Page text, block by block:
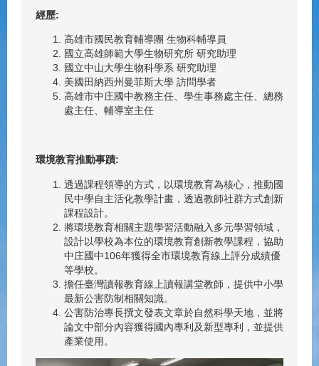
經歷:
高雄市國民教育輔導團 生物科輔導員
國立高雄師範大學生物研究所 研究助理
國立中山大學生物科學系 研究助理
美國田納西州曼菲斯大學 訪問學者
高雄市中庄國中教務主任、學生事務處主任、總務
處主任、輔導室主任
環境教育推動事蹟:
透過課程領導的方式，以環境教育為核心，推動國
民中學自主活化教學計畫，透過教師社群方式創新
課程設計。
將環境教育相關主題學習活動融入多元學習領域，
設計以學校為本位的環境教育創新教學課程，協助
中庄國中106年獲得全市環境教育線上評分成績優
等學校。
擔任臺灣讀報教育線上讀報講堂教師，提供中小學
最新公害防制相關知識。
公害防治專長撰文發表文章於自然科學天地，並將
論文中部分內容獲得國內專利及新型專利，並提供
產業使用。